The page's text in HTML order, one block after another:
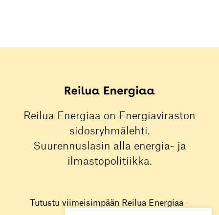
Reilua Energiaa on Energiaviraston
sidosryhmälehti.
Suurennuslasin alla energia- ja
ilmastopolitiikka.
Tutustu viimeisimpään Reilua Energiaa -